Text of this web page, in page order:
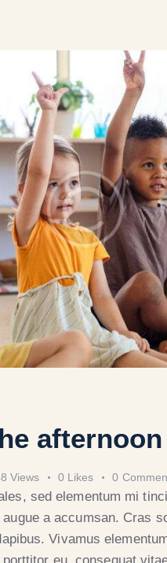
Views 0 Likes 0
sed elementum mi
a accumsan. Cras
Vivamus
eu, consequat